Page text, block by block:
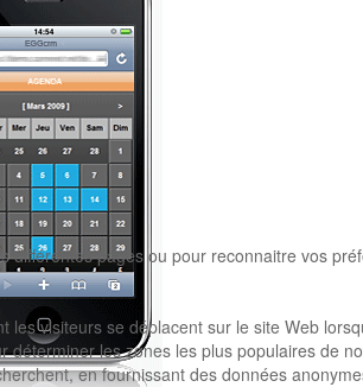
pages ou pour reconnaitre vos
visiteurs se déplacent sur le site Web
les zones les plus populaires de
en fournissant des données